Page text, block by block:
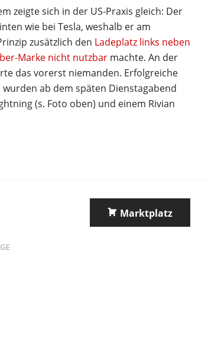
zeigte sich in der US-Praxis gleich: Der
wie bei Tesla, weshalb er am
zusätzlich den Ladeplatz links neben
Marke nicht nutzbar machte. An der
das vorerst niemanden. Erfolgreiche
ab dem späten Dienstagabend
(s. Foto oben) und einem Rivian
Marktplatz